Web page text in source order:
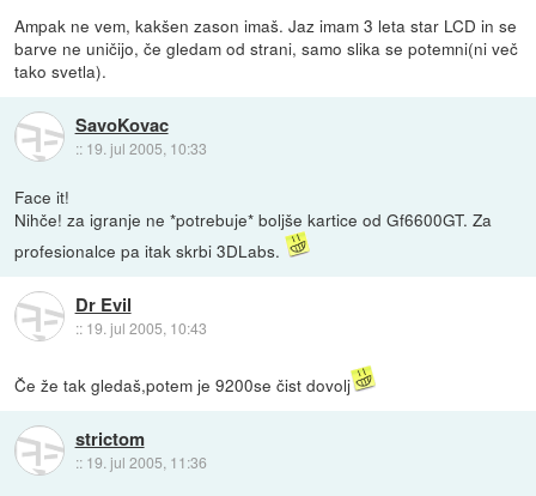
Ampak ne vem, kakšen zason imaš. Jaz imam 3 leta star LCD in se
barve ne uničijo, če gledam od strani, samo slika se potemni(ni več
tako svetla).
SavoKovac
:: 19. jul 2005, 10:33
Face it!
Nihče! za igranje ne *potrebuje* boljše kartice od Gf6600GT. Za
profesionalce pa itak skrbi 3DLabs.
Dr Evil
:: 19. jul 2005, 10:43
Če že tak gledaš,potem je 9200se čist dovolj
strictom
:: 19. jul 2005, 11:36